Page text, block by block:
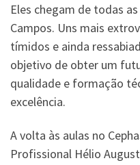
Eles chegam de todas
Campos. Uns mais
tímidos e ainda
objetivo de obter um
qualidade e formação
excelência.
A volta às aulas no
Profissional Hélio